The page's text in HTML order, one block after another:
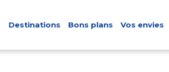
Destinations Bons plans Vos envies